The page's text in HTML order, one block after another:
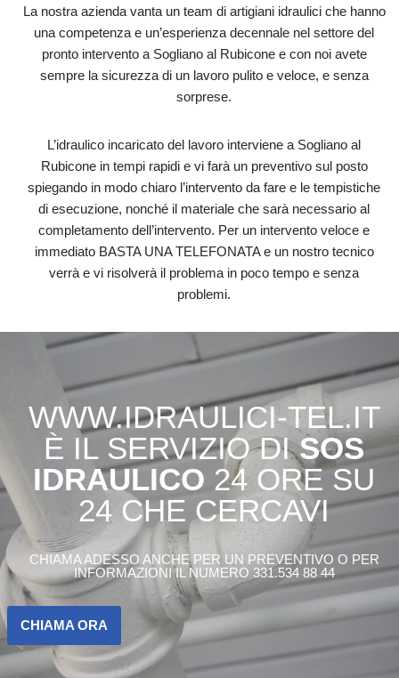
La nostra azienda vanta un team di artigiani idraulici che hanno
una competenza e un’esperienza decennale nel settore del
pronto intervento a Sogliano al Rubicone e con noi avete
sempre la sicurezza di un lavoro pulito e veloce, e senza
sorprese.
L’idraulico incaricato del lavoro interviene a Sogliano al
Rubicone in tempi rapidi e vi farà un preventivo sul posto
spiegando in modo chiaro l’intervento da fare e le tempistiche
di esecuzione, nonché il materiale che sarà necessario al
completamento dell’intervento. Per un intervento veloce e
immediato BASTA UNA TELEFONATA e un nostro tecnico
verrà e vi risolverà il problema in poco tempo e senza
problemi.
WWW.IDRAULICI-TEL.IT
È IL SERVIZIO DISOS
IDRAULICO 24 ORE SU
24 CHE CERCAVI
CHIAMA ADESSO ANCHE PER UN PREVENTIVO O PER
INFORMAZIONI IL NUMERO 331.534 88 44
CHIAMA ORA